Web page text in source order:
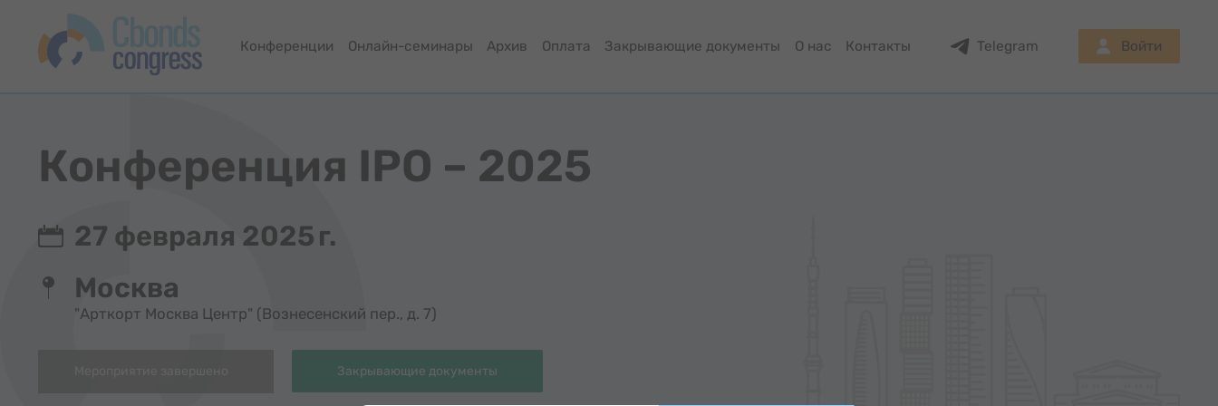
Конференции Онлайн-семинары Архив Оплата Закрывающие документы О нас Контакты Telegram Войти
Конференция IPO – 2025
27 февраля 2025 г.
Москва
"Арткорт Москва Центр" (Вознесенский пер., д. 7)
Закрывающие документы